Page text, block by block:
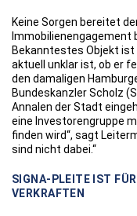
Keine Sorgen bereitet
Immobilienengagement
Bekanntestes Objekt ist
aktuell unklar ist, ob er
den damaligen
Bundeskanzler Scholz
Annalen der Stadt
eine Investorengruppe
finden wird“, sagt
sind nicht dabei.“
SIGNA-PLEITE IST
VERKRAFTEN